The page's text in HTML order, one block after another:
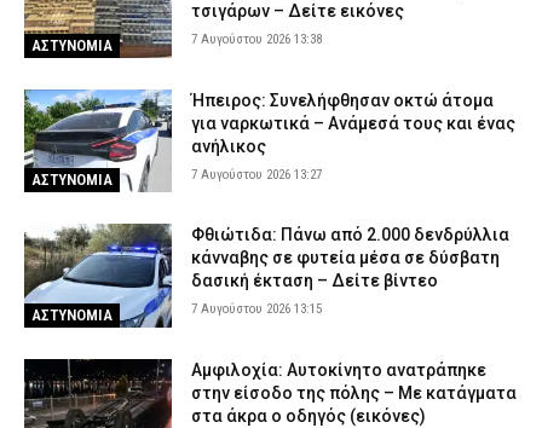
ΑΣΤΥΝΟΜΙΑ
τσιγάρων – Δείτε εικόνες
7 Αυγούστου 2026 13:38
ΑΣΤΥΝΟΜΙΑ
Ήπειρος: Συνελήφθησαν οκτώ άτομα
για ναρκωτικά – Ανάμεσά τους και ένας
ανήλικος
7 Αυγούστου 2026 13:27
ΑΣΤΥΝΟΜΙΑ
Φθιώτιδα: Πάνω από 2.000 δενδρύλλια
κάνναβης σε φυτεία μέσα σε δύσβατη
δασική έκταση – Δείτε βίντεο
7 Αυγούστου 2026 13:15
Αμφιλοχία: Αυτοκίνητο ανατράπηκε
στην είσοδο της πόλης – Με κατάγματα
στα άκρα ο οδηγός (εικόνες)